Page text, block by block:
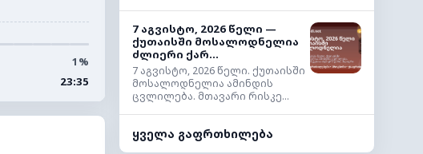
1%
23:35
7 აგვისტო, 2026 წელი —
ქუთაისში მოსალოდნელია
ძლიერი ქარ...
7 აგვისტო, 2026 წელი. ქუთაისში
მოსალოდნელია ამინდის
ცვლილება. მთავარი რისკე...
ყველა გაფრთხილება